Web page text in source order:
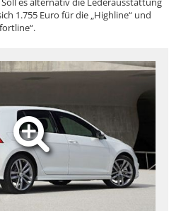
1.755 Euro für die „Highline“ und